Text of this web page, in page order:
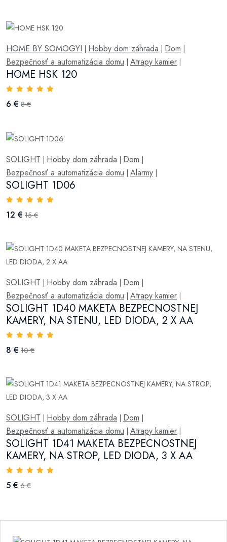
HOME BY SOMOGYI Hobby dom záhrada Dom
Bezpečnosť a automatizácia domu Atrapy kamier
HOME HSK 120
6 € 8 €
SOLIGHT | Hobby dom záhrada | Dom |
Bezpečnosť a automatizácia domu | Alarmy |
SOLIGHT 1D06
12 € 15 €
SOLIGHT | Hobby dom záhrada | Dom |
Bezpečnosť a automatizácia domu | Atrapy kamier |
SOLIGHT 1D40 MAKETA BEZPECNOSTNEJ
KAMERY, NA STENU, LED DIODA, 2 X AA
8 € 10 €
SOLIGHT | Hobby dom záhrada | Dom |
Bezpečnosť a automatizácia domu | Atrapy kamier |
SOLIGHT 1D41 MAKETA BEZPECNOSTNEJ
KAMERY, NA STROP, LED DIODA, 3 X AA
5 € 6 €